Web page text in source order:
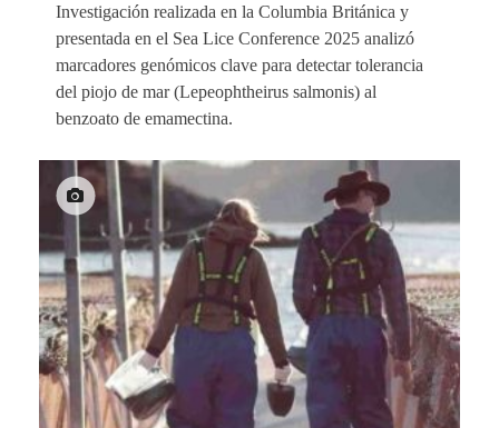
Investigación realizada en la Columbia Británica y
presentada en el Sea Lice Conference 2025 analizó
marcadores genómicos clave para detectar tolerancia
del piojo de mar (Lepeophtheirus salmonis) al
benzoato de emamectina.